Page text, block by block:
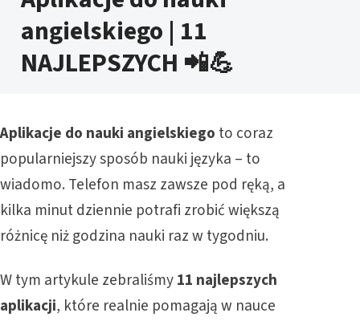
angielskiego | 11
NAJLEPSZYCH 📲💪
Aplikacje do nauki angielskiego to coraz
popularniejszy sposób nauki języka – to
wiadomo. Telefon masz zawsze pod ręką, a
kilka minut dziennie potrafi zrobić większą
różnicę niż godzina nauki raz w tygodniu.
W tym artykule zebraliśmy11 najlepszych
aplikacji, które realnie pomagają w nauce